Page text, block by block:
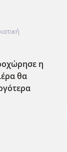
η
θα